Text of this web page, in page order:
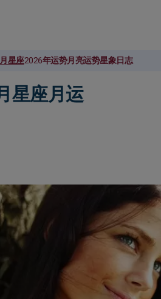
星座2026年运势月亮运势星象日志
星座月运